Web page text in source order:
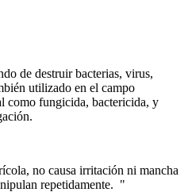
de destruir bacterias, virus,
utilizado en el campo
como fungicida, bactericida, y
no causa irritación ni mancha
repetidamente. "